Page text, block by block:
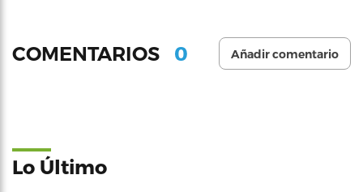
COMENTARIOS 0 Añadir comentario
Lo Último